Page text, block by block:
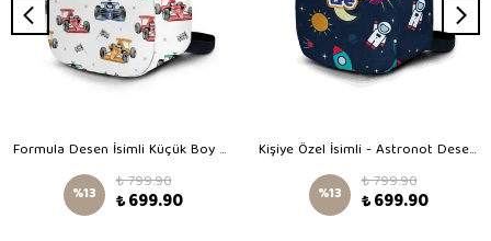
Formula Desen İsimli Küçük Boy Kreş Çantası
%13 ₺ 799.90
₺ 699.90
Kişiye Özel İsimli - Astronot Desenli Küçük Boy Kreş Çantası
%13 ₺ 799.90
₺ 699.90